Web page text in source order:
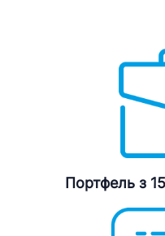
Портфель з